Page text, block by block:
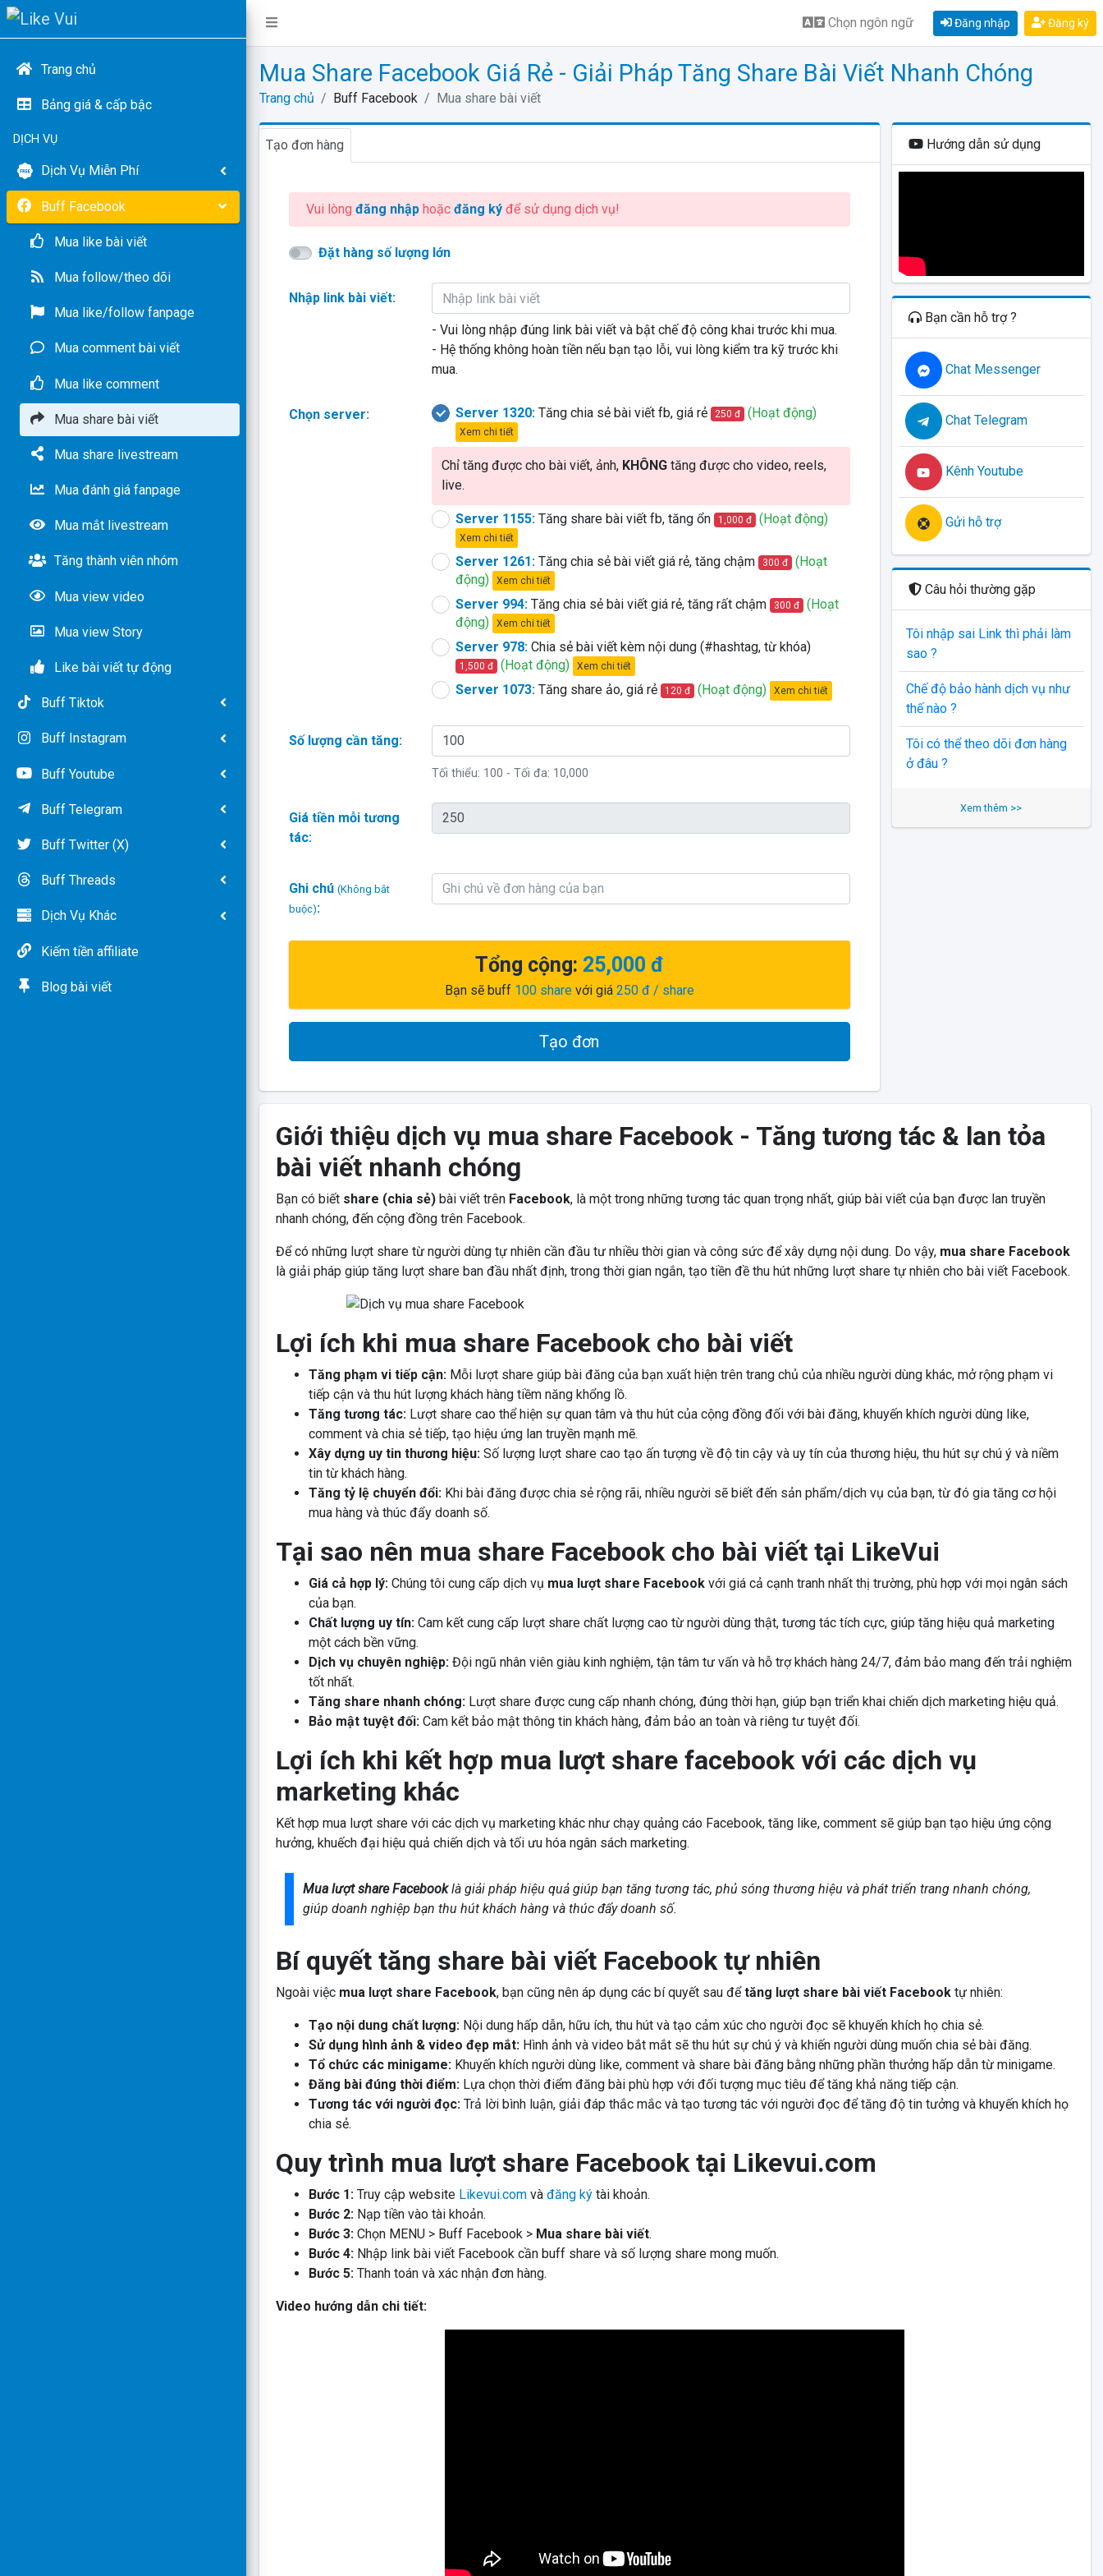
Chọn ngôn ngữ Đăng nhập Đăng ký
Trang chủ
Bảng giá & cấp bậc
DỊCH VỤ
Dịch Vụ Miễn Phí
Buff Facebook
Mua like bài viết
Mua follow/theo dõi
Mua like/follow fanpage
Mua comment bài viết
Mua like comment
Mua share bài viết
Mua share livestream
Mua đánh giá fanpage
Mua mắt livestream
Tăng thành viên nhóm
Mua view video
Mua view Story
Like bài viết tự động
Buff Tiktok
Buff Instagram
Buff Youtube
Buff Telegram
Buff Twitter (X)
Buff Threads
Dịch Vụ Khác
Kiếm tiền affiliate
Blog bài viết
Mua Share Facebook Giá Rẻ - Giải Pháp Tăng Share Bài Viết Nhanh Chóng
Trang chủ Buff Facebook Mua share bài viết
Tạo đơn hàng
Vui lòng đăng nhậphoặc đăng kýđể sử dụng dịch vụ!
Đặt hàng số lượng lớn
Nhập link bài viết:
- Vui lòng nhập đúng link bài viết và bật chế độ công khai trước khi mua.
- Hệ thống không hoàn tiền nếu bạn tạo lỗi, vui lòng kiểm tra kỹ trước khi
mua.
Chọn server: Server 1320: Tăng chia sẻ bài viết fb, giá rẻ 250 đ (Hoạt động)
Xem chi tiết
Chỉ tăng được cho bài viết, ảnh, KHÔNGtăng được cho video, reels,
live.
Server 1155: Tăng share bài viết fb, tăng ổn 1,000 đ (Hoạt động)
Xem chi tiết
Server 1261: Tăng chia sẻ bài viết giá rẻ, tăng chậm 300 đ
(Hoạt
động)
Xem chi tiết
Server 994: Tăng chia sẻ bài viết giá rẻ, tăng rất chậm 300 đ
(Hoạt
động)
Xem chi tiết
Server 978: Chia sẻ bài viết kèm nội dung (#hashtag, từ khóa)
1,500 đ (Hoạt động) Xem chi tiết
Server 1073: Tăng share ảo, giá rẻ 120 đ (Hoạt động) Xem chi tiết
Số lượng cần tăng:
Tối thiểu: 100 - Tối đa: 10,000
Giá tiền mỗi tương
tác:
Ghi chú (Không bắt
buộc):
Tổng cộng: 25,000 đ
Bạn sẽ buff 100sharevới giá 250 đ/ share
Tạo đơn
Hướng dẫn sử dụng
Bạn cần hỗ trợ ?
Chat Messenger
Chat Telegram
Kênh Youtube
Gửi hỗ trợ
Câu hỏi thường gặp
Tôi nhập sai Link thì phải làm
sao ?
Chế độ bảo hành dịch vụ như
thế nào ?
Tôi có thể theo dõi đơn hàng
ở đâu ?
Xem thêm >>
Giới thiệu dịch vụ mua share Facebook - Tăng tương tác & lan tỏa
bài viết nhanh chóng
Bạn có biết share (chia sẻ)bài viết trên Facebook, là một trong những tương tác quan trọng nhất, giúp bài viết của bạn được lan truyền
nhanh chóng, đến cộng đồng trên Facebook.
Để có những lượt share từ người dùng tự nhiên cần đầu tư nhiều thời gian và công sức để xây dựng nội dung. Do vậy, mua share Facebook
là giải pháp giúp tăng lượt share ban đầu nhất định, trong thời gian ngắn, tạo tiền đề thu hút những lượt share tự nhiên cho bài viết Facebook.
Lợi ích khi mua share Facebook cho bài viết
Tăng phạm vi tiếp cận:Mỗi lượt share giúp bài đăng của bạn xuất hiện trên trang chủ của nhiều người dùng khác, mở rộng phạm vi
tiếp cận và thu hút lượng khách hàng tiềm năng khổng lồ.
Tăng tương tác:Lượt share cao thể hiện sự quan tâm và thu hút của cộng đồng đối với bài đăng, khuyến khích người dùng like,
comment và chia sẻ tiếp, tạo hiệu ứng lan truyền mạnh mẽ.
Xây dựng uy tin thương hiệu:Số lượng lượt share cao tạo ấn tượng về độ tin cậy và uy tín của thương hiệu, thu hút sự chú ý và niềm
tin từ khách hàng.
Tăng tỷ lệ chuyển đổi:Khi bài đăng được chia sẻ rộng rãi, nhiều người sẽ biết đến sản phẩm/dịch vụ của bạn, từ đó gia tăng cơ hội
mua hàng và thúc đẩy doanh số.
Tại sao nên mua share Facebook cho bài viết tại LikeVui
Giá cả hợp lý:Chúng tôi cung cấp dịch vụ mua lượt share Facebookvới giá cả cạnh tranh nhất thị trường, phù hợp với mọi ngân sách
của bạn.
Chất lượng uy tín:Cam kết cung cấp lượt share chất lượng cao từ người dùng thật, tương tác tích cực, giúp tăng hiệu quả marketing
một cách bền vững.
Dịch vụ chuyên nghiệp:Đội ngũ nhân viên giàu kinh nghiệm, tận tâm tư vấn và hỗ trợ khách hàng 24/7, đảm bảo mang đến trải nghiệm
tốt nhất.
Tăng share nhanh chóng:Lượt share được cung cấp nhanh chóng, đúng thời hạn, giúp bạn triển khai chiến dịch marketing hiệu quả.
Bảo mật tuyệt đối:Cam kết bảo mật thông tin khách hàng, đảm bảo an toàn và riêng tư tuyệt đối.
Lợi ích khi kết hợp mua lượt share facebook với các dịch vụ
marketing khác
Kết hợp mua lượt share với các dịch vụ marketing khác như chạy quảng cáo Facebook, tăng like, comment sẽ giúp bạn tạo hiệu ứng cộng
hưởng, khuếch đại hiệu quả chiến dịch và tối ưu hóa ngân sách marketing.
Mua lượt share Facebooklà giải pháp hiệu quả giúp bạn tăng tương tác, phủ sóng thương hiệu và phát triển trang nhanh chóng,
giúp doanh nghiệp bạn thu hút khách hàng và thúc đẩy doanh số.
Bí quyết tăng share bài viết Facebook tự nhiên
Ngoài việc mua lượt share Facebook, bạn cũng nên áp dụng các bí quyết sau đểtăng lượt share bài viết Facebooktự nhiên:
Tạo nội dung chất lượng:Nội dung hấp dẫn, hữu ích, thu hút và tạo cảm xúc cho người đọc sẽ khuyến khích họ chia sẻ.
Sử dụng hình ảnh & video đẹp mắt:Hình ảnh và video bắt mắt sẽ thu hút sự chú ý và khiến người dùng muốn chia sẻ bài đăng.
Tổ chức các minigame:Khuyến khích người dùng like, comment và share bài đăng bằng những phần thưởng hấp dẫn từ minigame.
Đăng bài đúng thời điểm:Lựa chọn thời điểm đăng bài phù hợp với đối tượng mục tiêu để tăng khả năng tiếp cận.
Tương tác với người đọc:Trả lời bình luận, giải đáp thắc mắc và tạo tương tác với người đọc để tăng độ tin tưởng và khuyến khích họ
chia sẻ.
Quy trình mua lượt share Facebook tại Likevui.com
Bước 1:Truy cập website Likevui.comvà đăng kýtài khoản.
Bước 2:Nạp tiền vào tài khoản.
Bước 3:Chọn MENU > Buff Facebook > Mua share bài viết.
Bước 4:Nhập link bài viết Facebook cần buff share và số lượng share mong muốn.
Bước 5:Thanh toán và xác nhận đơn hàng.
Video hướng dẫn chi tiết: